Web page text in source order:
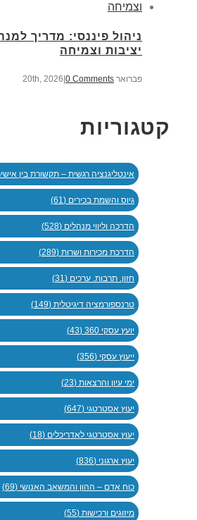
ניהול פיננסי: מדריך
יציבות וצמיחה
פברואר 20th, 2026 0 Comments
קטגוריות
אינטליגנציה רגשית – תקשורת בין
גיוס והשמת בכירים (61)
הדרכה וליווי מנהלים (528)
הדרכת מכירות ושרות (289)
חזון. תרבות. ערכים (31)
טרנספורמציה דיגיטלית (149)
יועץ עסקי 360 (43)
ייעוץ עסקי (356)
ימי עיון והרצאות (23)
יעוץ אסטרטגי (647)
יעוץ אסטרטגי לאדריכלים (18)
יעוץ ארגוני (836)
כוח אדם – ההון והמשאב האנושי (69)
מיזוגים ורכישות (55)